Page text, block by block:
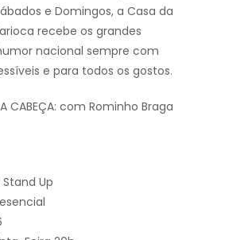
e Domingos, a Casa da
recebe os grandes
nacional sempre com
e para todos os gostos.
A CABEÇA: com Rominho Braga
Up